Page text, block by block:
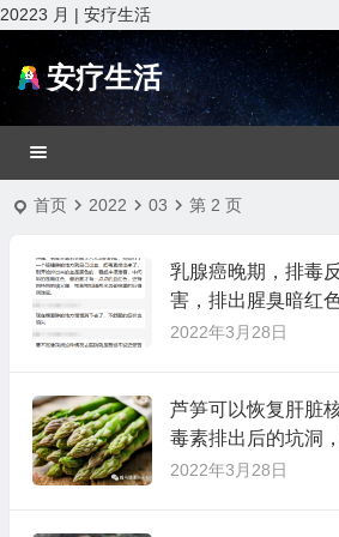
20223 月 | 安疗生活
安疗生活
首页 2022 03 第 2 页
乳腺癌晚期，排毒
害，排出腥臭暗红
2022年3月28日
芦笋可以恢复肝脏
毒素排出后的坑洞
占据
2022年3月28日